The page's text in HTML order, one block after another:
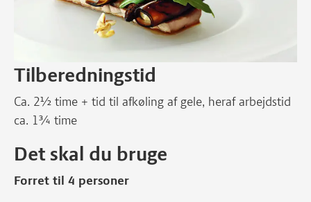
Tilberedningstid
Ca. 2½ time + tid til afkøling af gele, heraf arbejdstid
ca. 1¾ time
Det skal du bruge
Forret til 4 personer